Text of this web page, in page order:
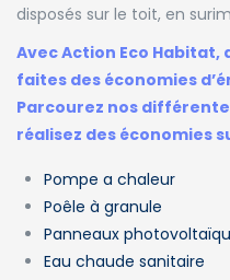
disposés sur le toit, en
Avec Action Eco
faites des économies
Parcourez nos
réalisez des économies
Pompe a chaleur
Poêle à granule
Panneaux
Eau chaude sanitaire